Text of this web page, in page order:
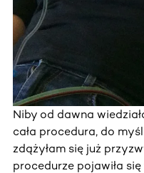
Niby od dawna
cała procedura, do
zdążyłam się już
procedurze pojawiła